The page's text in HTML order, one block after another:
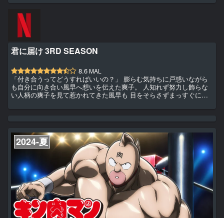
君に届け 3RD SEASON
8.6 MAL
「付き合うってどうすればいいの？」 膨らむ気持ちに戸惑いながら
も自分に向き合い風早へ想いを伝えた爽子。 人知れず努力し飾らな
い人柄の爽子を見て惹かれてきた風早も 目をそらさずまっすぐに自
る。 初めてのデート 恋人になって過ごす学生生活 うれしい事 はず
れぞれの「すき」の気持ちと、かけがえのない友人たちが織り...
2024-夏